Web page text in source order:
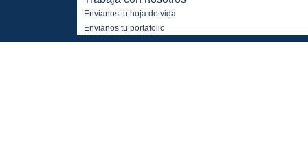
Envianos tu hoja de vida
Envianos tu portafolio